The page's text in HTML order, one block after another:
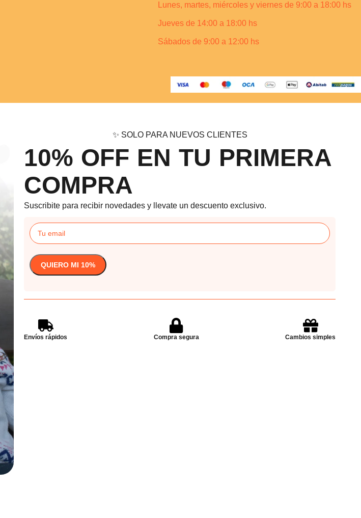
Lunes, martes, miércoles y viernes de 9:00 a 18:00 hs
Jueves de 14:00 a 18:00 hs
Sábados de 9:00 a 12:00 hs
✨ SOLO PARA NUEVOS CLIENTES
10% OFF EN TU PRIMERA
COMPRA
Suscribite para recibir novedades y llevate un descuento exclusivo.
Envíos rápidos Compra segura Cambios simples